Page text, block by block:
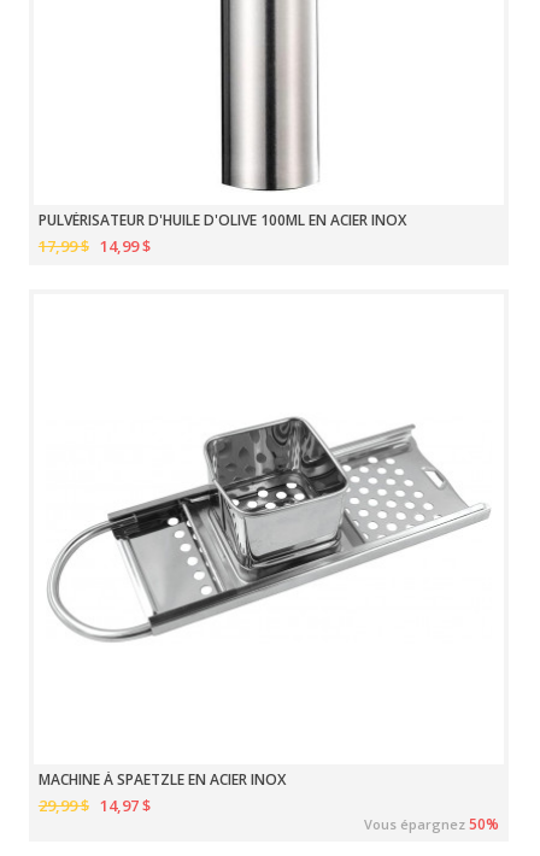
PULVÉRISATEUR D'HUILE D'OLIVE 100ML EN ACIER INOX
17,99 $ 14,99 $
MACHINE À SPAETZLE EN ACIER INOX
29,99 $ 14,97 $
Vous épargnez50%